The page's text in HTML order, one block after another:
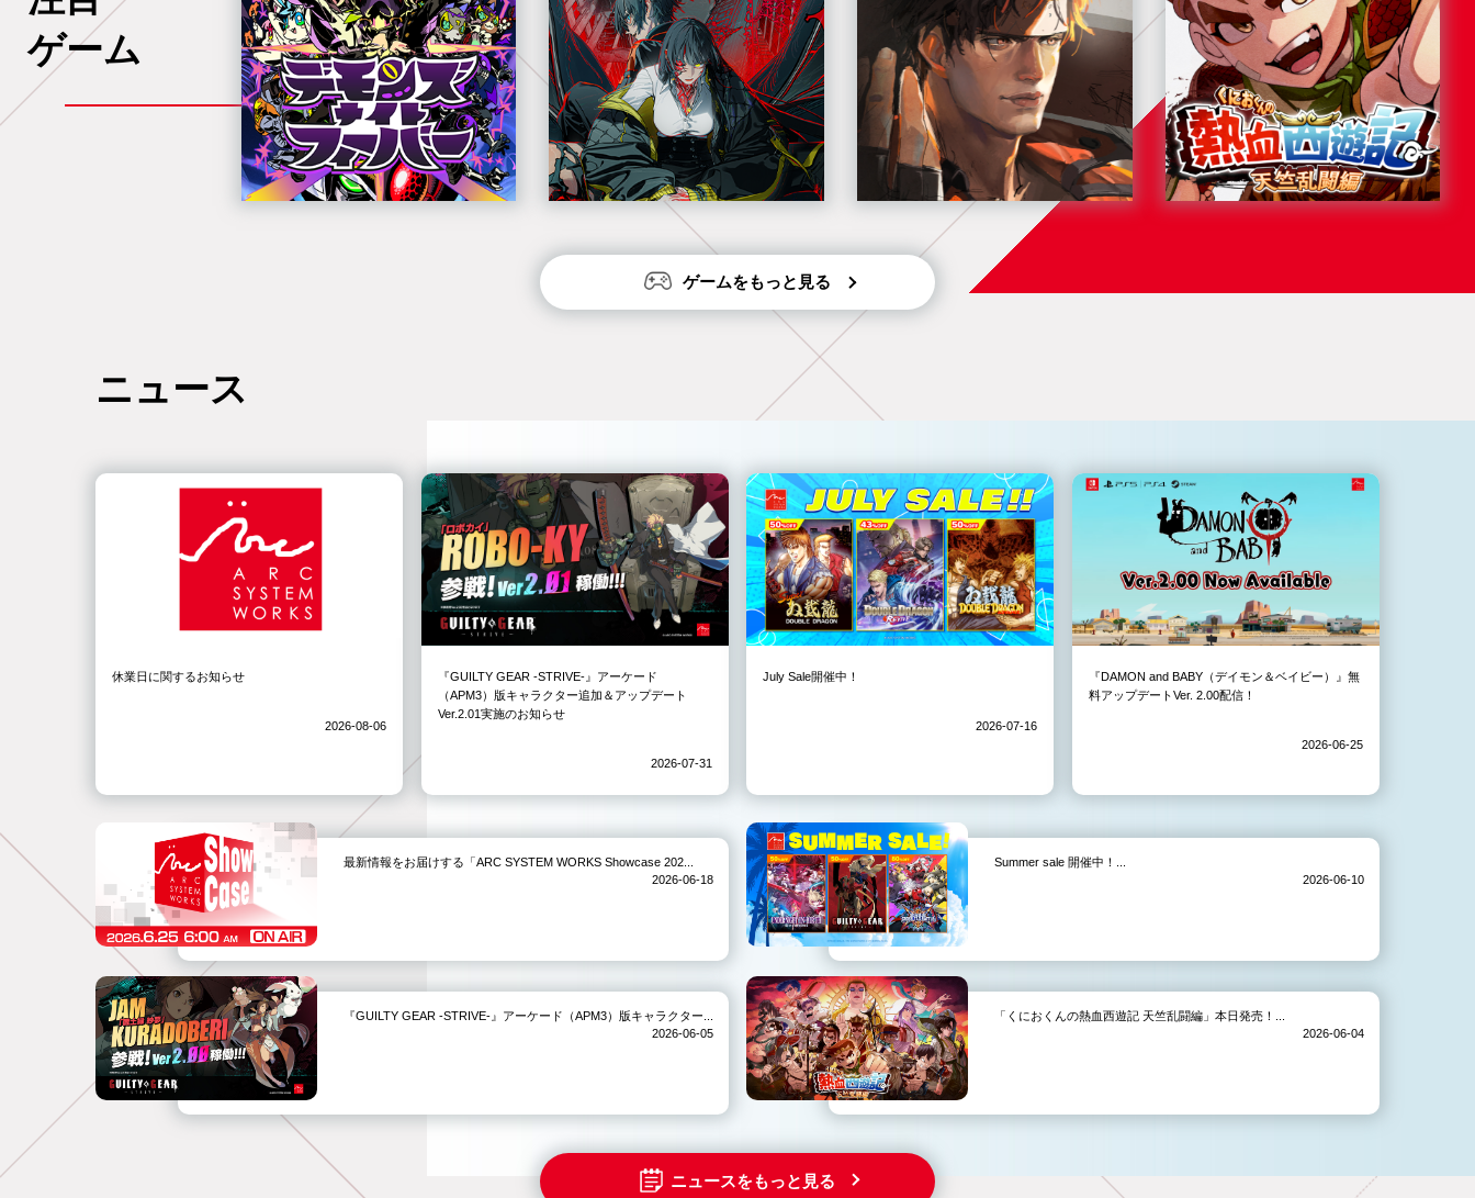
ゲーム
ゲームをもっと見る
ニュース
休業日に関するお知らせ
2026-08-06
『GUILTY GEAR -STRIVE-』アーケード
（APM3）版キャラクター追加＆アップデート
Ver.2.01実施のお知らせ
2026-07-31
July Sale開催中！
2026-07-16
『DAMON and BABY（デイモン＆ベイビー）』無
料アップデートVer. 2.00配信！
2026-06-25
最新情報をお届けする「ARC SYSTEM WORKS Showcase 202...
2026-06-18
Summer sale 開催中！...
2026-06-10
『GUILTY GEAR -STRIVE-』アーケード（APM3）版キャラクター...
2026-06-05
「くにおくんの熱血西遊記 天竺乱闘編」本日発売！...
2026-06-04
ニュースをもっと見る